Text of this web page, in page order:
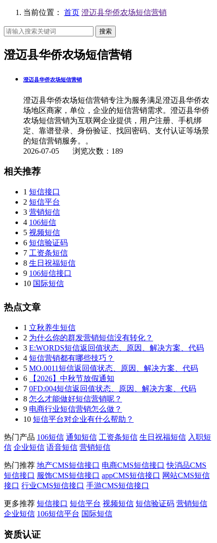
当前位置： 首页 澄迈县华侨农场短信营销
搜索
澄迈县华侨农场短信营销
澄迈县华侨农场短信营销
澄迈县华侨农场短信营销专注为服务满足澄迈县华侨农
场地区商家，单位，企业的短信营销需求。澄迈县华侨
农场短信营销为互联网企业提供，用户注册、手机绑
定、靠谱登录、身份验证、找回密码、支付认证等场景
的短信营销服务。。
2026-07-05 浏览次数：189
相关推荐
1 短信接口
2 短信平台
3 营销短信
4 106短信
5 视频短信
6 短信验证码
7 工资条短信
8 生日祝福短信
9 106短信接口
10 国际短信
热点文章
1 立秋养生短信
2 为什么你的群发营销短信没有转化？
3 E:WORDS短信返回值状态、原因、解决方案、代码
4 短信营销都有哪些技巧？
5 MO.0011短信返回值状态、原因、解决方案、代码
6
【2026】中秋节放假通知
7 0FD:004短信返回值状态、原因、解决方案、代码
8 怎么才能做好短信营销呢？
9 电商行业短信营销怎么做？
10 短信平台对企业有什么帮助？
热门产品 106短信 通知短信 工资条短信 生日祝福短信 入职短
信 企业短信 语音短信 营销短信
热门推荐 地产CMS短信接口 电商CMS短信接口 快消品CMS
短信接口 服饰CMS短信接口 appCMS短信接口 网站CMS短信
接口 行业CMS短信接口 手游CMS短信接口
更多推荐 短信接口 短信平台 视频短信 短信验证码 营销短信
企业短信 106短信平台 国际短信
资质认证